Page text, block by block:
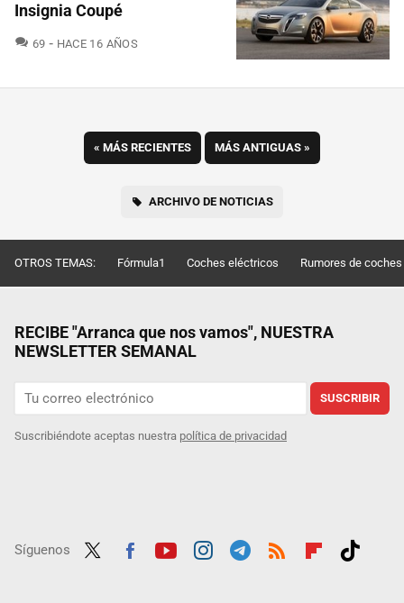
Insignia Coupé
69 COMENTARIOS
HACE 16 AÑOS
« MÁS RECIENTES MÁS ANTIGUAS »
ARCHIVO DE NOTICIAS
OTROS TEMAS: Fórmula1 Coches eléctricos Rumores de coches
RECIBE "Arranca que nos vamos", NUESTRA
NEWSLETTER SEMANAL
SUSCRIBIR
Suscribiéndote aceptas nuestra política de privacidad
Síguenos